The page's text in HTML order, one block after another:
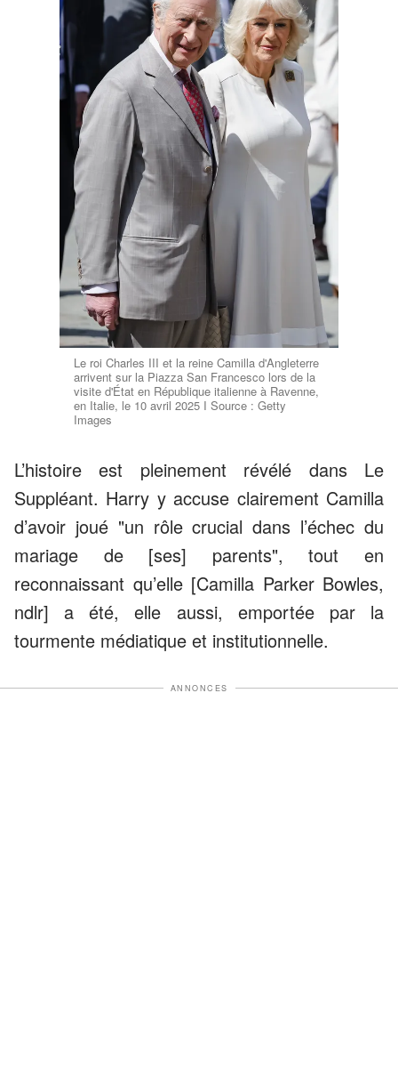
Le roi Charles III et la reine Camilla d'Angleterre
arrivent sur la Piazza San Francesco lors de la
visite d'État en République italienne à Ravenne,
en Italie, le 10 avril 2025 I Source : Getty
Images
L’histoire est pleinement révélé dans Le
Suppléant. Harry y accuse clairement Camilla
d’avoir joué "un rôle crucial dans l’échec du
mariage de [ses] parents", tout en
reconnaissant qu’elle [Camilla Parker Bowles,
ndlr] a été, elle aussi, emportée par la
tourmente médiatique et institutionnelle.
ANNONCES